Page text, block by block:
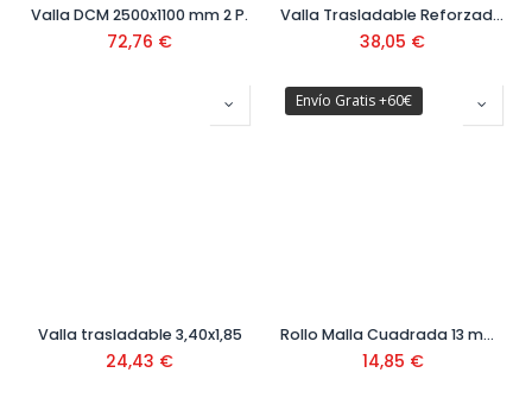
Valla DCM 2500x1100 mm 2 P.
72,76 €
Valla Trasladable Reforzada 3x1,85
38,05 €
Valla trasladable 3,40x1,85
24,43 €
Envío Gratis +60€
Rollo Malla Cuadrada 13 mm 0,8 mm
14,85 €